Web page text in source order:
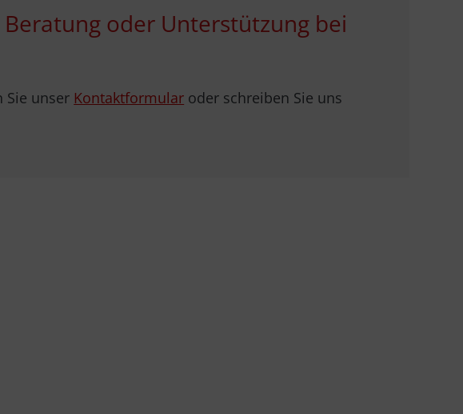
oder Unterstützung bei
Sie unser Kontaktformular oder schreiben Sie uns